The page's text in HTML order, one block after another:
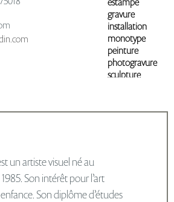
Les ADM
Adhésion
gravure
installation
monotype
peinture
photogravure
sculpture
un artiste visuel né au
Son intérêt pour l’art
Son diplôme d’études